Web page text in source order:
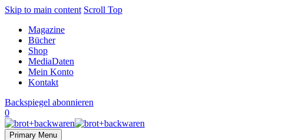
Skip to main content Scroll Top
Magazine
Bücher
Shop
MediaDaten
Mein Konto
Kontakt
Backspiegel abonnieren
0
Primary Menu